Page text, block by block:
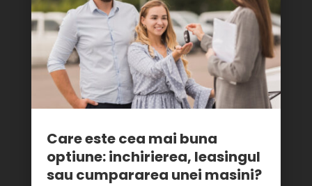
Care este cea mai buna
optiune: inchirierea, leasingul
sau cumpararea unei masini?